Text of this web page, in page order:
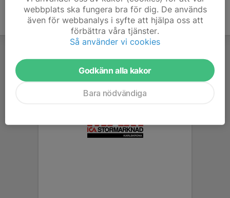
webbplats ska fungera bra för dig. De används
även för webbanalys i syfte att hjälpa oss att
förbättra våra tjänster.
Så använder vi cookies
Godkänn alla kakor
Bara nödvändiga